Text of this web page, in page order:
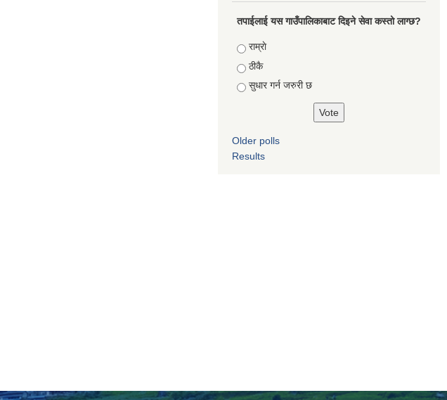
तपाईलाई यस गाउँपालिकाबाट दिइने सेवा कस्तो लाग्छ?
Choices
राम्राे
ठीकै
सुधार गर्न जरुरी छ
Older polls
Results